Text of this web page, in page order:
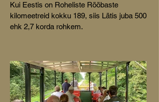
Kui Eestis on Roheliste Rööbaste
kilomeetreid kokku 189, siis Lätis juba 500
ehk 2,7 korda rohkem.